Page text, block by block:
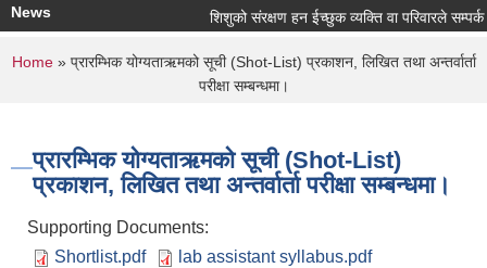
News शिशुको संरक्षण हन ईच्छुक व्यक्ति वा परिवारले सम्पर्क
You are here
Home» प्रारम्भिक योग्यताऋमको सूची (Shot-List) प्रकाशन, लिखित तथा अन्तर्वार्ता
परीक्षा सम्बन्धमा।
प्रारम्भिक योग्यताऋमको सूची (Shot-List)
प्रकाशन, लिखित तथा अन्तर्वार्ता परीक्षा सम्बन्धमा।
Supporting Documents:
Shortlist.pdf
lab assistant syllabus.pdf